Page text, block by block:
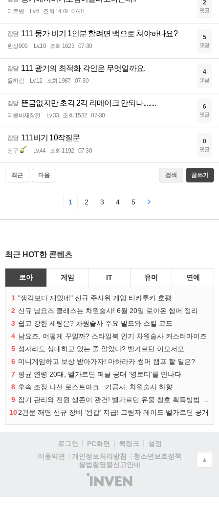
디르벨 Lv.6 조회 1479 07-31
2
댓글
잡담 111 뭉가 비기 1인분 할려면 백으로 쳐야하나요?
환상909 Lv.10 조회 1623 07-30
5
댓글
잡담 111 광기의 최적화 각인은 무엇일까요.
율하킴 Lv.12 조회 1987 07-30
4
댓글
잡담 뜬금없지만 초각 2각 리메이크 안되나........
리볼버재장전 Lv.33 조회 1532 07-30
6
댓글
잡담 111비기 10작질문
망구 Lv.44 조회 1192 07-30
0
댓글
최근 다음 검색 글쓰기
1 2 3 4 5
최근 HOT한 콘텐츠
로아 게임 IT 유머 연예
1 "생각보다 재밌네" 신규 주사위 게임 티카투카 호평
2 신규 남요즈 클래스는 차원술사! 6월 20일 로아온 썸머 정리
3 쉽고 강한 세팅은? 차원술사 주요 빌드와 스킬 코드
4 남요즈, 어떻게 꾸밀까? 스타일북 인기 차원술사 커스터마이즈
5 성자라도 상대하고 있는 줄 알았나? 벨가르딘 이모저모
6 미니게임하고 보상 받아가자! 마하라카 썸머 캠프 할 일은?
7 평균 연령 20대, 벨가르딘 퍼클 공대 '영로티'를 만나다
8 후속 조정 나선 로스트아크...기공사, 차원술사 하향
9
102관문 깨면 신규 장비 ‘완갑’ 지급! 그림자 레이드 벨가르딘 공개
로그인 PC화면 퀵링크
설정
이용약관
개인정보처리방침
청소년보호정책
불법촬영물신고안내
(주)
인
▲